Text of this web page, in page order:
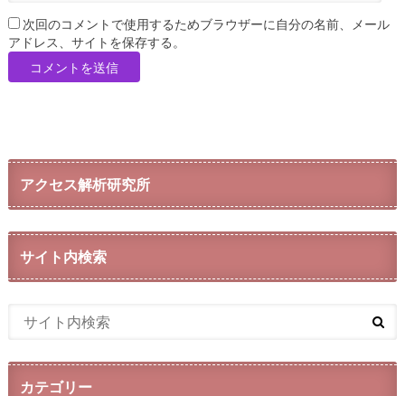
次回のコメントで使用するためブラウザーに自分の名前、メール
アドレス、サイトを保存する。
アクセス解析研究所
サイト内検索
カテゴリー